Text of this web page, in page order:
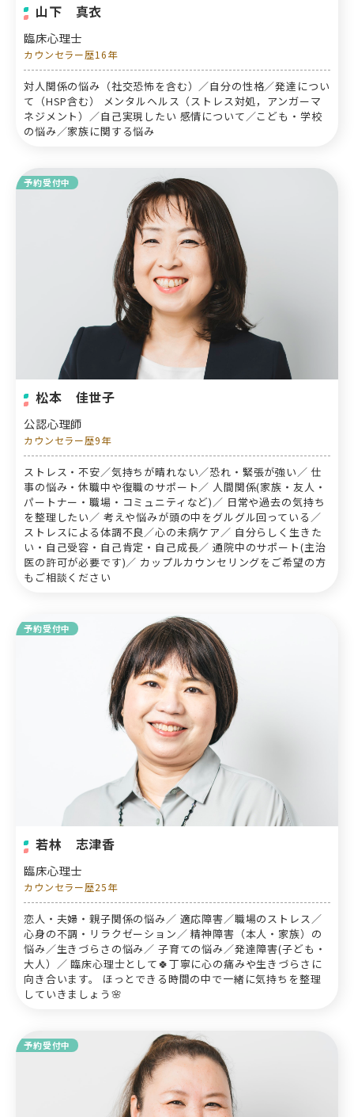
山下 真衣
臨床心理士
カウンセラー歴16年
対人関係の悩み（社交恐怖を含む）／自分の性格／発達につい
て（HSP含む） メンタルヘルス（ストレス対処，アンガーマ
ネジメント）／自己実現したい 感情について／こども・学校
の悩み／家族に関する悩み
予約受付中
松本 佳世子
公認心理師
カウンセラー歴9年
ストレス・不安／気持ちが晴れない／恐れ・緊張が強い／ 仕
事の悩み・休職中や復職のサポート／ 人間関係(家族・友人・
パートナー・職場・コミュニティなど)／ 日常や過去の気持ち
を整理したい／ 考えや悩みが頭の中をグルグル回っている／
ストレスによる体調不良／心の未病ケア／ 自分らしく生きた
い・自己受容・自己肯定・自己成長／ 通院中のサポート(主治
医の許可が必要です)／ カップルカウンセリングをご希望の方
もご相談ください
予約受付中
若林 志津香
臨床心理士
カウンセラー歴25年
恋人・夫婦・親子関係の悩み／ 適応障害／職場のストレス／
心身の不調・リラクゼーション／ 精神障害（本人・家族）の
悩み／生きづらさの悩み／ 子育ての悩み／発達障害(子ども・
大人）／ 臨床心理士として🍀丁寧に心の痛みや生きづらさに
向き合います。 ほっとできる時間の中で一緒に気持ちを整理
していきましょう🌸
予約受付中